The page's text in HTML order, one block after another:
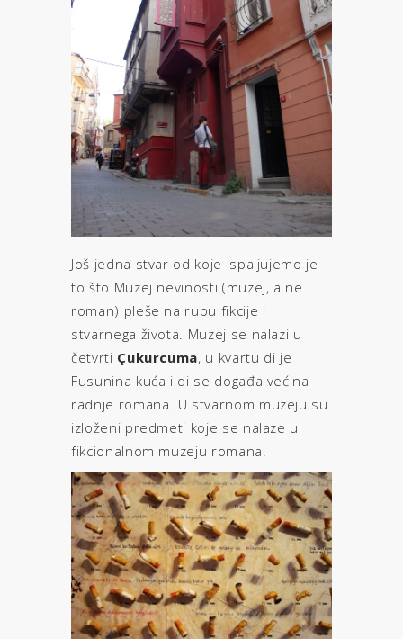
Još jedna stvar od koje ispaljujemo je
to što Muzej nevinosti (muzej, a ne
roman) pleše na rubu fikcije i
stvarnega života. Muzej se nalazi u
četvrti Çukurcuma, u kvartu di je
Fusunina kuća i di se događa većina
radnje romana. U stvarnom muzeju su
izloženi predmeti koje se nalaze u
fikcionalnom muzeju romana.